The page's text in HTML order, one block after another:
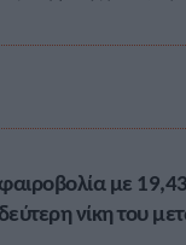
με
νίκη του